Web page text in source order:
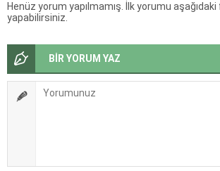
Henüz yorum yapılmamış. İlk yorumu aşağıdaki
yapabilirsiniz.
BİR YORUM YAZ